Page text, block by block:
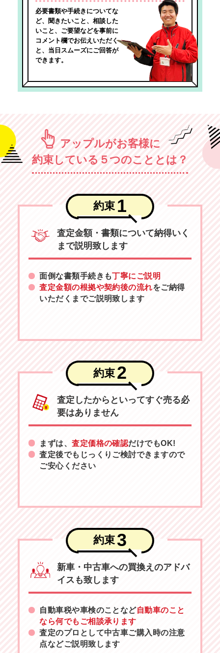
必要書類や手続きについてな
ど、聞きたいこと、相談した
いこと、ご要望などを事前に
コメント欄でお伝えいただく
と、当日スムーズにご回答が
できます。
アップルがお客様に
約束している５つのこととは？
約束 1
査定金額・書類について納得いく
まで説明致します
面倒な書類手続きも丁寧にご説明
査定金額の根拠や契約後の流れをご納得
いただくまでご説明致します
約束 2
査定したからといってすぐ売る必
要はありません
まずは、査定価格の確認だけでもOK!
査定後でもじっくりご検討できますので
ご安心ください
約束 3
新車・中古車への買換えのアドバ
イスも致します
自動車税や車検のことなど自動車のこと
なら何でもご相談承ります
査定のプロとして中古車ご購入時の注意
点などご説明致します